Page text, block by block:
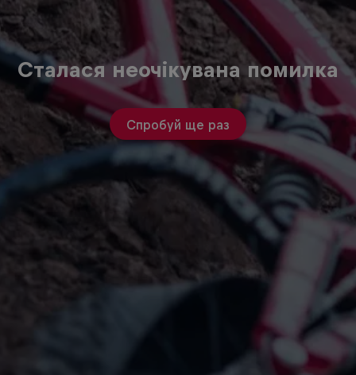
Сталася неочікувана помилка
Спробуй ще раз